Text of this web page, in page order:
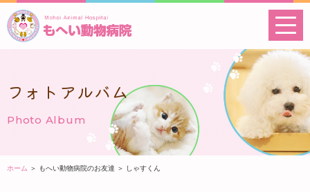
フォトアルバム
Photo Album
ホーム ＞ もへい動物病院のお友達 ＞ しゃすくん